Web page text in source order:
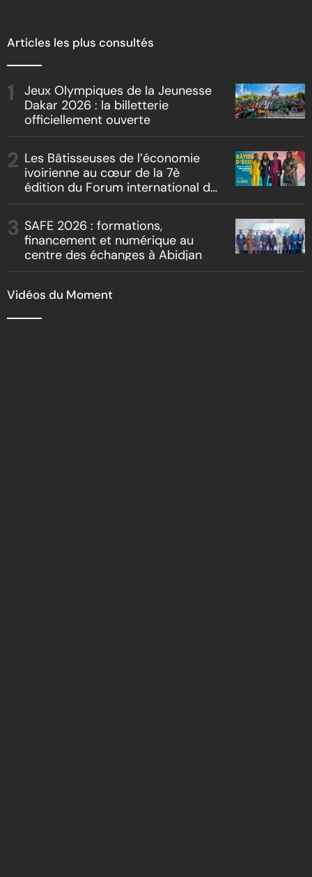
Articles les plus consultés
Jeux Olympiques de la Jeunesse
Dakar 2026 : la billetterie
officiellement ouverte
Les Bâtisseuses de l’économie
ivoirienne au cœur de la 7è
édition du Forum international du
SAFE 2026 : formations,
financement et numérique au
centre des échanges à Abidjan
Vidéos du Moment